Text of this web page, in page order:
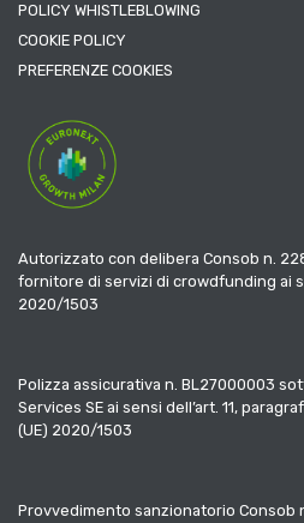
POLICY WHISTLEBLOWING
COOKIE POLICY
PREFERENZE COOKIES
Autorizzato con delibera Consob n.
fornitore di servizi di crowdfunding ai
2020/1503
Polizza assicurativa n. BL27000003
Services SE ai sensi dell’art. 11,
(UE) 2020/1503
Provvedimento sanzionatorio Consob